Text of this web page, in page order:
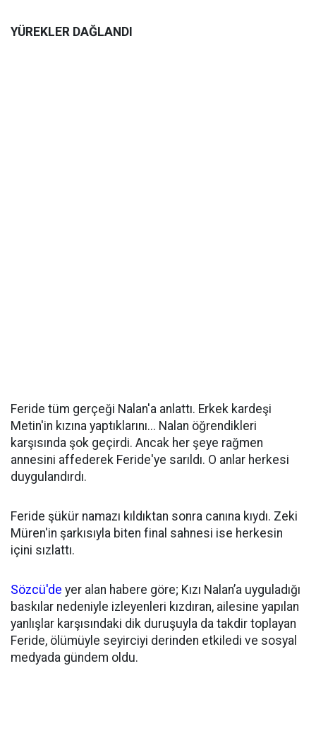
YÜREKLER DAĞLANDI
Feride tüm gerçeği Nalan'a anlattı. Erkek kardeşi
Metin'in kızına yaptıklarını... Nalan öğrendikleri
karşısında şok geçirdi. Ancak her şeye rağmen
annesini affederek Feride'ye sarıldı. O anlar herkesi
duygulandırdı.
Feride şükür namazı kıldıktan sonra canına kıydı. Zeki
Müren'in şarkısıyla biten final sahnesi ise herkesin
içini sızlattı.
Sözcü'de yer alan habere göre; Kızı Nalan’a uyguladığı
baskılar nedeniyle izleyenleri kızdıran, ailesine yapılan
yanlışlar karşısındaki dik duruşuyla da takdir toplayan
Feride, ölümüyle seyirciyi derinden etkiledi ve sosyal
medyada gündem oldu.